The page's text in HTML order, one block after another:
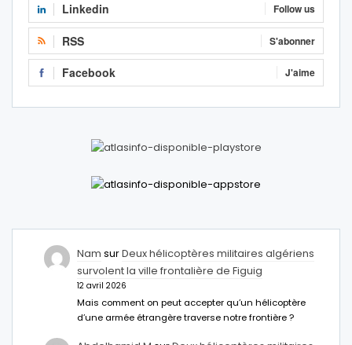
Linkedin Follow us
RSS S'abonner
Facebook J'aime
Nam surDeux hélicoptères militaires algériens
survolent la ville frontalière de Figuig
12 avril 2026
Mais comment on peut accepter qu’un hélicoptère
d’une armée étrangère traverse notre frontière ?